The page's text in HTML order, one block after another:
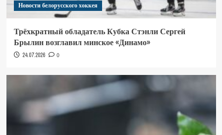
Новости белорусского хоккея
Трёхкратный обладатель Кубка Стэнли Сергей
Брылин возглавил минское «Динамо»
24.07.2026 0